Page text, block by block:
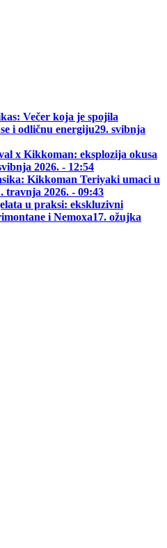
Večer koja je spojila
i odličnu energiju29. svibnja
x Kikkoman: eksplozija okusa
2026. - 12:54
Kikkoman Teriyaki umaci u
travnja 2026. - 09:43
u praksi: ekskluzivni
i Nemoxa17. ožujka